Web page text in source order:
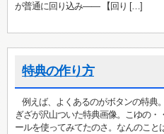
が普通に回り込み—— 【回り […]
特典の作り方
例えば、よくあるのがボタンの特典
ぎざが沢山ついた特典画像。こゆの
ールを使ってみてたのさ。なんのこと